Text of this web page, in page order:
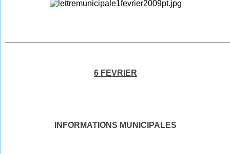
6 FEVRIER
INFORMATIONS MUNICIPALES